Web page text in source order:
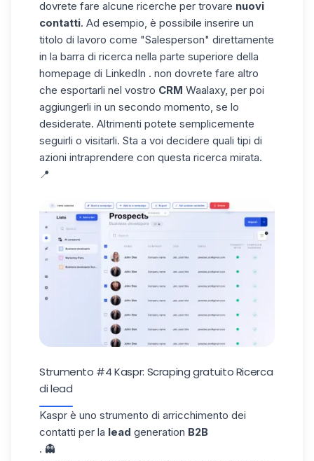
dovrete fare alcune ricerche per trovare nuovi
contatti. Ad esempio, è possibile inserire un
titolo di lavoro come "Salesperson" direttamente
in la barra di ricerca nella parte superiore della
homepage di LinkedIn . non dovrete fare altro
che esportarli nel vostro CRM Waalaxy, per poi
aggiungerli in un secondo momento, se lo
desiderate. Altrimenti potete semplicemente
seguirli o visitarli. Sta a voi decidere quali tipi di
azioni intraprendere con questa ricerca mirata.
📍
Strumento #4 Kaspr: Scraping gratuitoRicerca
di lead
Kaspr è uno strumento di arricchimento dei
contatti per la lead generation B2B
. 👻